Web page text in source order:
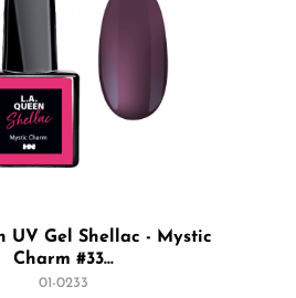
UV Gel Shellac - Mystic
Charm #33...
01-0233